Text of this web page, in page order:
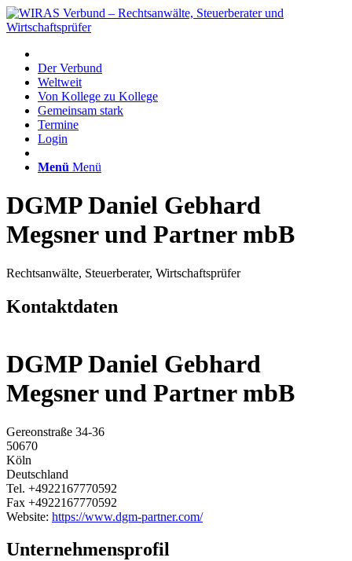
Der Verbund
Weltweit
Von Kollege zu Kollege
Gemeinsam stark
Termine
Login
Menü Menü
DGMP Daniel Gebhard
Megsner und Partner mbB
Rechtsanwälte, Steuerberater, Wirtschaftsprüfer
Kontaktdaten
DGMP Daniel Gebhard
Megsner und Partner mbB
Gereonstraße 34-36
50670
Köln
Deutschland
Tel. +4922167770592
Fax +4922167770592
Website: https://www.dgm-partner.com/
Unternehmensprofil